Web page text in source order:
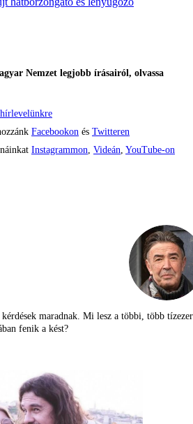
Nemzet legjobb írásairól, olvassa
Facebookon és Twitteren
Instagrammon, Videán, YouTube-on
maradnak. Mi lesz a többi, több tízezer
fenik a kést?